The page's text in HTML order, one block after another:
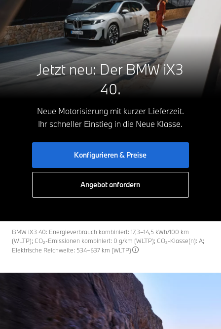
Jetzt neu: Der BMW iX3
40.
Neue Motorisierung mit kurzer Lieferzeit.
Ihr schneller Einstieg in die Neue Klasse.
Konfigurieren & Preise
Angebot anfordern
BMW iX3 40: Energieverbrauch kombiniert: 17,3–14,5 kWh/100 km
(WLTP); CO₂-Emissionen kombiniert: 0 g/km (WLTP); CO₂-Klasse(n): A;
Elektrische Reichweite: 534–637 km (WLTP)